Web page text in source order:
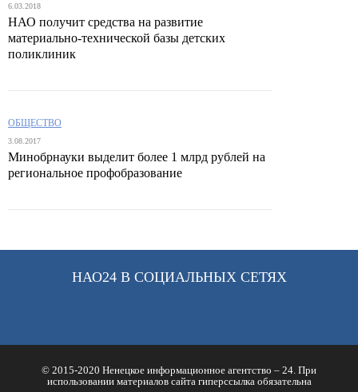
6.03.2018
НАО получит средства на развитие
материально-технической базы детских
поликлиник
ОБЩЕСТВО
3.08.2017
Минобрнауки выделит более 1 млрд рублей на
региональное профобразование
НАО24 В СОЦИАЛЬНЫХ СЕТЯХ
© 2015-2020 Ненецкое информационное агентство – 24. При
использовании материалов сайта гиперссылка обязательна